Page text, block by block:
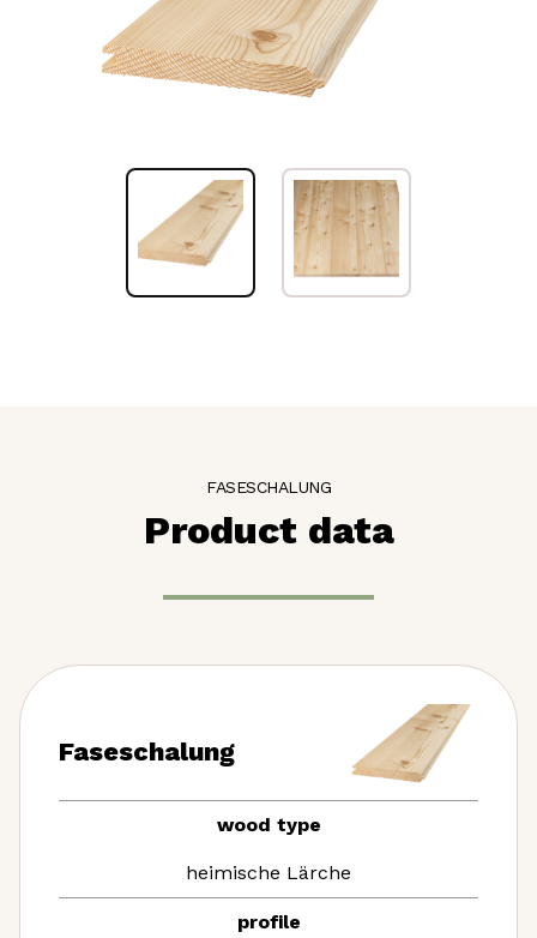
FASESCHALUNG
Product data
Faseschalung
wood type
heimische Lärche
profile